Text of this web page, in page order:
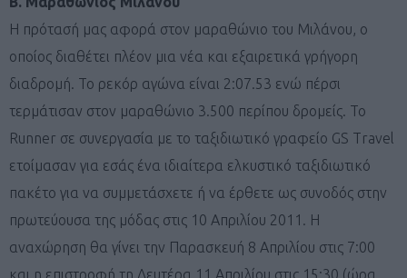
Η πρότασή μας αφορά στον μαραθώνιο του Μιλάνου, ο
οποίος διαθέτει πλέον μια νέα και εξαιρετικά γρήγορη
διαδρομή. Το ρεκόρ αγώνα είναι 2:07.53 ενώ πέρσι
τερμάτισαν στον μαραθώνιο 3.500 περίπου δρομείς. Το
Runner σε συνεργασία με το ταξιδιωτικό γραφείο GS Travel
ετοίμασαν για εσάς ένα ιδιαίτερα ελκυστικό ταξιδιωτικό
πακέτο για να συμμετάσχετε ή να έρθετε ως συνοδός στην
πρωτεύουσα της μόδας στις 10 Απριλίου 2011. Η
αναχώρηση θα γίνει την Παρασκευή 8 Απριλίου στις 7:00
και η επιστροφή τη Δευτέρα 11 Απριλίου στις 15:30 (ώρα